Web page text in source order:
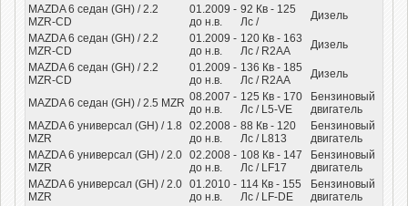
MAZDA 6 седан (GH) / 2.2
MZR-CD
01.2009 -
до н.в.
92 Кв - 125
Лс /
Дизель
MAZDA 6 седан (GH) / 2.2
MZR-CD
01.2009 -
до н.в.
120 Кв - 163
Лс / R2AA
Дизель
MAZDA 6 седан (GH) / 2.2
MZR-CD
01.2009 -
до н.в.
136 Кв - 185
Лс / R2AA Дизель
MAZDA 6 седан (GH) / 2.5 MZR 08.2007 -
до н.в.
125 Кв - 170
Лс / L5-VE
Бензиновый
двигатель
MAZDA 6 универсал (GH) / 1.8
MZR
02.2008 -
до н.в.
88 Кв - 120
Лс / L813
Бензиновый
двигатель
MAZDA 6 универсал (GH) / 2.0
MZR
02.2008 -
до н.в.
108 Кв - 147
Лс / LF17
Бензиновый
двигатель
MAZDA 6 универсал (GH) / 2.0
MZR
01.2010 -
до н.в.
114 Кв - 155
Лс / LF-DE
Бензиновый
двигатель